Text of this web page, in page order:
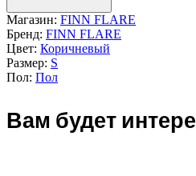
Магазин: FINN FLARE
Бренд: FINN FLARE
Цвет: Коричневый
Размер: S
Пол: Пол
Вам будет